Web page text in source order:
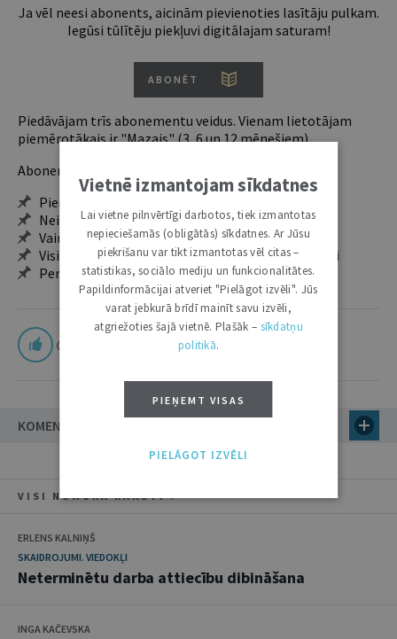
Ja vēl neesi abonents, aicinām pievienoties lasītāju pulkam.
Iegūsi tūlītēju piekļuvi digitālajam saturam!
ABONĒT
Piedāvājam trīs abonementu veidus. Vienam lietotājam
piemērotākais ir "Mazais" (3, 6 un 12 mēnešiem).
Abonentu ieguvumi:
Pieeja jaunākajam izdevumam
Neierobežota pieeja arhīvam – 24 h/7 d.
Vairāk nekā 18 000 rakstu un 2000 autoru
Visi tematiskie numuri un ikgadējie grāmatžurnāli
Personalizētās iespējas – piezīmes, citāti, mapes
0
KOMENTĀRI
VISI NUMURA RAKSTI
ERLENS KALNIŅŠ
SKAIDROJUMI. VIEDOKĻI
Neterminētu darba attiecību dibināšana
INGA KAČEVSKA
Vietnē izmantojam sīkdatnes
Lai vietne pilnvērtīgi darbotos, tiek izmantotas
nepieciešamās (obligātās) sīkdatnes. Ar Jūsu
piekrišanu var tikt izmantotas vēl citas –
statistikas, sociālo mediju un funkcionalitātes.
Papildinformācijai atveriet "Pielāgot izvēli". Jūs
varat jebkurā brīdī mainīt savu izvēli,
atgriežoties šajā vietnē. Plašāk – sīkdatņu
politikā.
PIEŅEMT VISAS
PIELĀGOT IZVĒLI